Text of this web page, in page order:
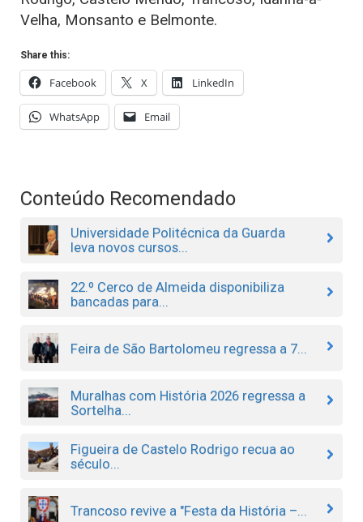
Velha, Monsanto e Belmonte.
Share this:
Facebook X LinkedIn
WhatsApp Email
Conteúdo Recomendado
Universidade Politécnica da Guarda
leva novos cursos...
22.º Cerco de Almeida disponibiliza
bancadas para...
Feira de São Bartolomeu regressa a 7...
Muralhas com História 2026 regressa a
Sortelha...
Figueira de Castelo Rodrigo recua ao
século...
Trancoso revive a "Festa da História –...